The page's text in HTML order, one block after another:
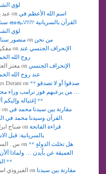
لؤي
عبد on اسم الله الأعظم في
القرآن بالسريانية יהוה\ܝܗܘܗ
لؤي
منصورon من نحن
on الإنحراف الجنسي عند
روح الله
معتزon الإنحراف الجنسي
عند روح الله
Derani on ** صدقوا أو لا تصدقو
… من يرعبهم فوز ترامب وراء
إغتياله وإليكم ألأدلة **
on مقارنة بين سيدنا محمد في
القرآن وسيدنا محمد في السنة.
صباحon قراءة الفاتحة
بالسريانية: قبل
س . on ** هل تخلت الدولةٍ
العميقة عن باْيدن … ولماذا
الدليل **
الفيروذيon مقارنة بين سيدنا